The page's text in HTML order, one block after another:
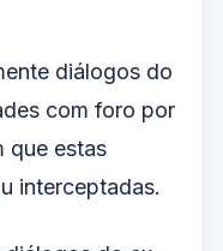
diálogos do
com foro por
que estas
interceptadas.